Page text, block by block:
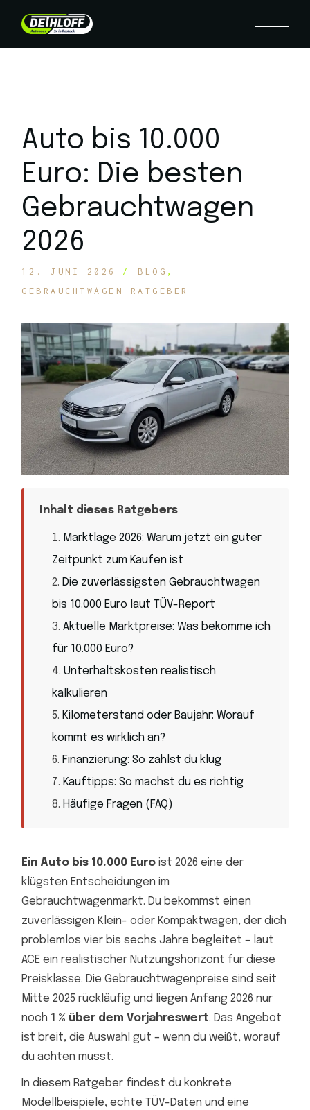
Auto bis 10.000
Euro: Die besten
Gebrauchtwagen
2026
12. JUNI 2026
BLOG
GEBRAUCHTWAGEN-RATGEBER
Inhalt dieses Ratgebers
Marktlage 2026: Warum jetzt ein guter
Zeitpunkt zum Kaufen ist
Die zuverlässigsten Gebrauchtwagen
bis 10.000 Euro laut TÜV-Report
Aktuelle Marktpreise: Was bekomme ich
für 10.000 Euro?
Unterhaltskosten realistisch
kalkulieren
Kilometerstand oder Baujahr: Worauf
kommt es wirklich an?
Finanzierung: So zahlst du klug
Kauftipps: So machst du es richtig
Häufige Fragen (FAQ)
Ein Auto bis 10.000 Euro ist 2026 eine der
klügsten Entscheidungen im
Gebrauchtwagenmarkt. Du bekommst einen
zuverlässigen Klein- oder Kompaktwagen, der dich
problemlos vier bis sechs Jahre begleitet – laut
ACE ein realistischer Nutzungshorizont für diese
Preisklasse. Die Gebrauchtwagenpreise sind seit
Mitte 2025 rückläufig und liegen Anfang 2026 nur
noch 1 % über dem Vorjahreswert. Das Angebot
ist breit, die Auswahl gut – wenn du weißt, worauf
du achten musst.
In diesem Ratgeber findest du konkrete
Modellbeispiele, echte TÜV-Daten und eine